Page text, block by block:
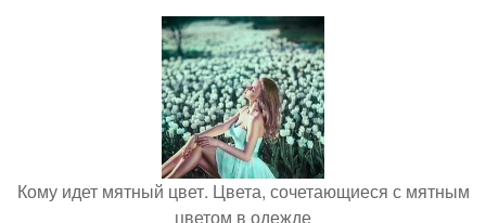
Кому идет мятный цвет. Цвета, сочетающиеся с мятным
цветом в одежде